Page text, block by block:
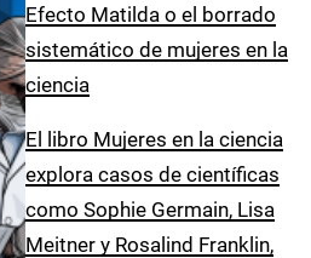
Efecto Matilda o el borrado
sistemático de mujeres en la
ciencia
El libro Mujeres en la ciencia
explora casos de científicas
como Sophie Germain, Lisa
Meitner y Rosalind Franklin,